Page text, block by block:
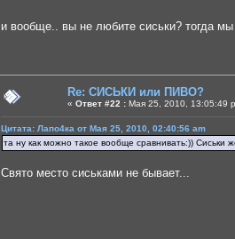
и вообще.. вы не любите сиськи? тогда
Re: СИСЬКИ или ПИВО?
« Ответ #22 : Мая 25, 2010, 13:05:49
Цитата: Лапо4ка от Мая 25, 2010, 02:40:56 am
та ну как можно такое вообще сравнивать:)) Сиськи
Свято место сиськами не бывает...